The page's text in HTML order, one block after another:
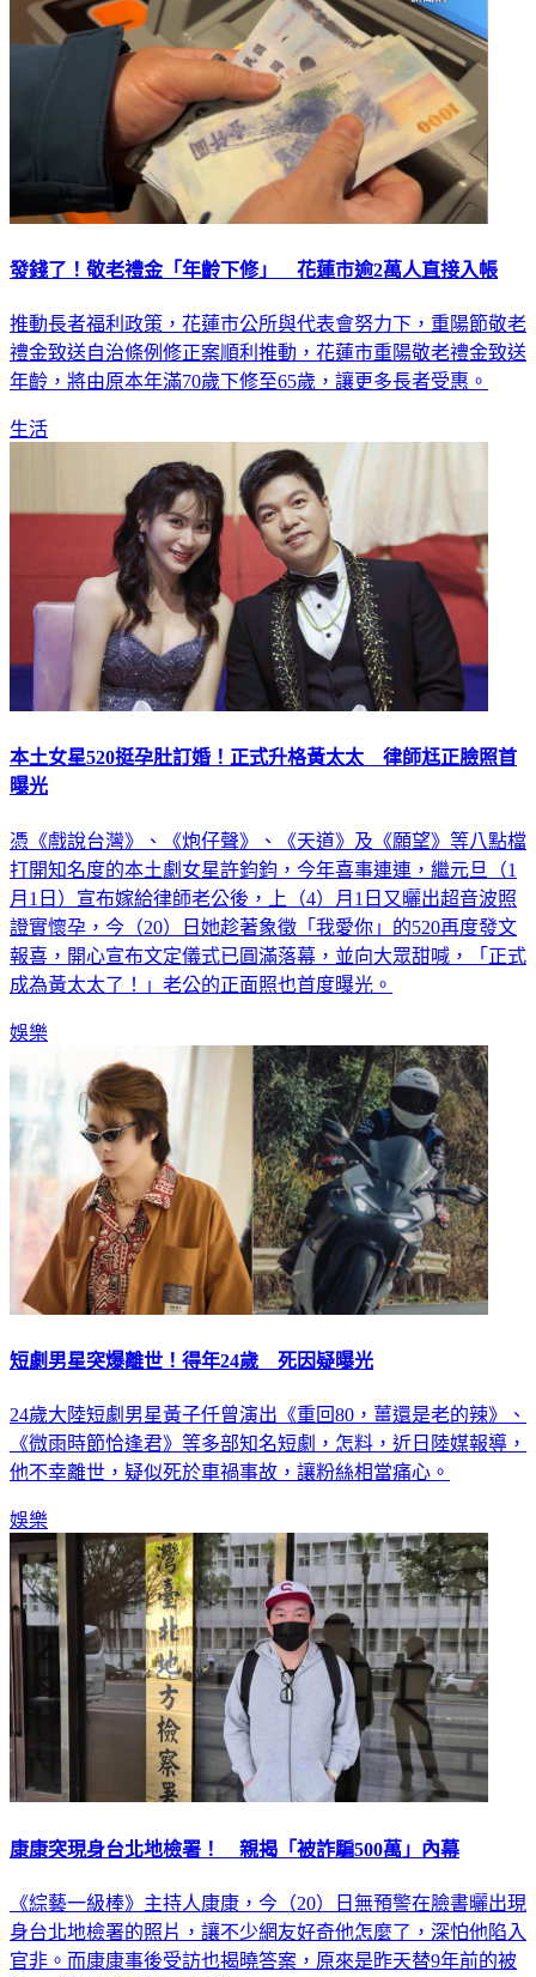
發錢了！敬老禮金「年齡下修」 花蓮市逾2萬人直接入帳
推動長者福利政策，花蓮市公所與代表會努力下，重陽節敬老
禮金致送自治條例修正案順利推動，花蓮市重陽敬老禮金致送
年齡，將由原本年滿70歲下修至65歲，讓更多長者受惠。
生活
本土女星520挺孕肚訂婚！正式升格黃太太 律師尪正臉照首
曝光
憑《戲說台灣》、《炮仔聲》、《天道》及《願望》等八點檔
打開知名度的本土劇女星許鈞鈞，今年喜事連連，繼元旦（1
月1日）宣布嫁給律師老公後，上（4）月1日又曬出超音波照
證實懷孕，今（20）日她趁著象徵「我愛你」的520再度發文
報喜，開心宣布文定儀式已圓滿落幕，並向大眾甜喊，「正式
成為黃太太了！」老公的正面照也首度曝光。
娛樂
短劇男星突爆離世！得年24歲 死因疑曝光
24歲大陸短劇男星黃子仟曾演出《重回80，薑還是老的辣》、
《微雨時節恰逢君》等多部知名短劇，怎料，近日陸媒報導，
他不幸離世，疑似死於車禍事故，讓粉絲相當痛心。
娛樂
康康突現身台北地檢署！ 親揭「被詐騙500萬」內幕
《綜藝一級棒》主持人康康，今（20）日無預警在臉書曬出現
身台北地檢署的照片，讓不少網友好奇他怎麼了，深怕他陷入
官非。而康康事後受訪也揭曉答案，原來是昨天替9年前的被